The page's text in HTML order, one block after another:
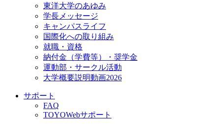
東洋大学のあゆみ
学長メッセージ
キャンパスライフ
国際化への取り組み
就職・資格
納付金（学費等）・奨学金
運動部・サークル活動
大学概要説明動画2026
サポート
FAQ
TOYOWebサポート